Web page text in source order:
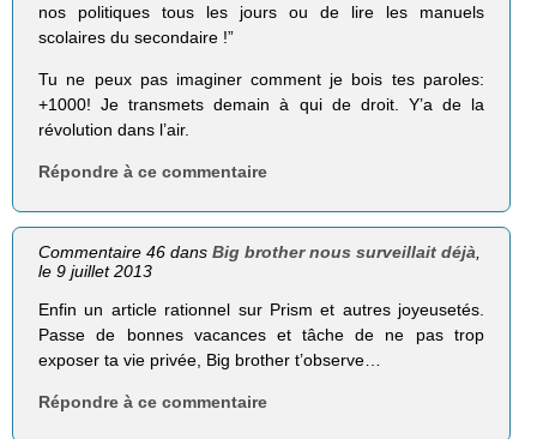
nos politiques tous les jours ou de lire les manuels
scolaires du secondaire !”
Tu ne peux pas imaginer comment je bois tes paroles:
+1000! Je transmets demain à qui de droit. Y’a de la
révolution dans l’air.
Répondre à ce commentaire
Commentaire 46 dansBig brother nous surveillait déjà
le 9 juillet 2013
Enfin un article rationnel sur Prism et autres joyeusetés.
Passe de bonnes vacances et tâche de ne pas trop
exposer ta vie privée, Big brother t’observe…
Répondre à ce commentaire